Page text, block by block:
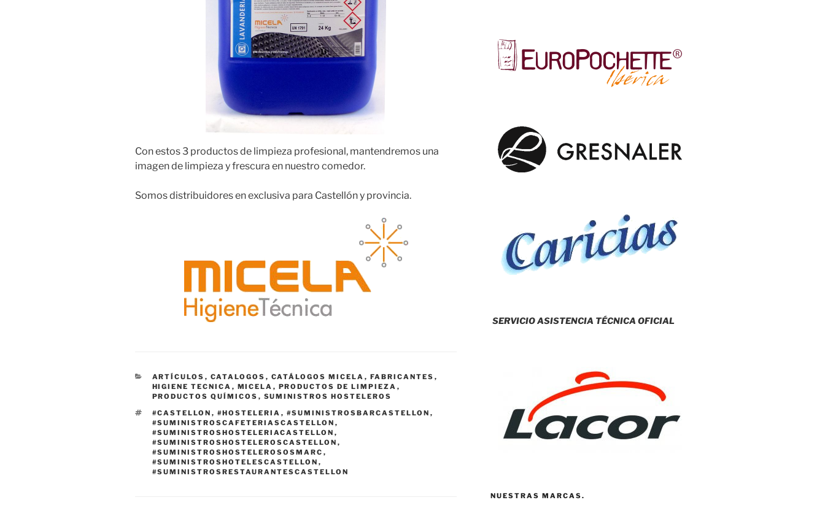
Con estos 3 productos de limpieza profesional, mantendremos una
imagen de limpieza y frescura en nuestro comedor.
Somos distribuidores en exclusiva para Castellón y provincia.
CATEGORÍAS
ARTÍCULOS , CATALOGOS , CATÁLOGOS MICELA , FABRICANTES ,
HIGIENE TECNICA , MICELA , PRODUCTOS DE LIMPIEZA ,
PRODUCTOS QUÍMICOS , SUMINISTROS HOSTELEROS
ETIQUETAS
#CASTELLON , #HOSTELERIA , #SUMINISTROSBARCASTELLON ,
#SUMINISTROSCAFETERIASCASTELLON ,
#SUMINISTROSHOSTELERIACASTELLON ,
#SUMINISTROSHOSTELEROSCASTELLON ,
#SUMINISTROSHOSTELEROSOSMARC ,
#SUMINISTROSHOTELESCASTELLON ,
#SUMINISTROSRESTAURANTESCASTELLON
SERVICIO ASISTENCIA TÉCNICA OFICIAL
NUESTRAS MARCAS.